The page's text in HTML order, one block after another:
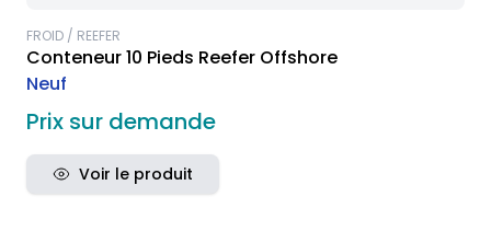
FROID / REEFER
Conteneur 10 Pieds Reefer Offshore
Neuf
Prix sur demande
Voir le produit